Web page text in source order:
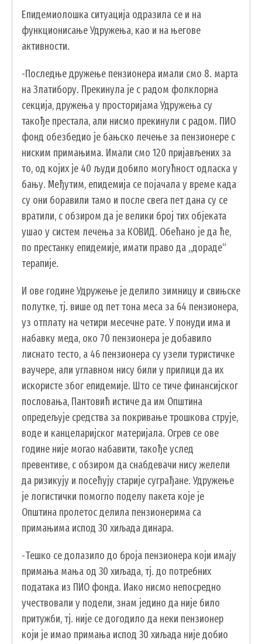
ПОРТАЛ Е-УПРАВА
ВОДИЧ КРОЗ ЛОКАЛНУ УПРАВУ
ПИСАРНИЦА
ВИРТУЕЛНИ МАТИЧАР
КОНКУРСИ, ПОЗИВИ, ОБАВЕШТЕЊА
ПОДНОШЕЊЕ ЗАХТЕВА УРБАНИЗАМ
ГИС ЧАЈЕТИНА
ПОСТАВИТЕ НАМ ПИТАЊЕ
ДОКУМЕНТА
КОНТАКТИ
ЗАПОСЛЕНИ У ОПШТИНСКОЈ УПРАВИ
ВАЖНИ ТЕЛЕФОНИ
ПОСТАВИТЕ ПИТАЊЕ
SEARCH
FORM
ПРЕТРАЖИ
Епидемиолошка ситуација одразила се и на
функционисање Удружења, као и на његове
активности.
-Последње дружење пензионера имали смо 8. марта
на Златибору. Прекинула је с радом фолклорна
секција, дружења у просторијама Удружења су
такође престала, али нисмо прекинули с радом. ПИО
фонд обезбедио је бањско лечење за пензионере с
ниским примањима. Имали смо 120 пријављених за
то, од којих је 40 људи добило могућност одласка у
бању. Међутим, епидемија се појачала у време када
су они боравили тамо и после свега пет дана су се
вратили, с обзиром да је велики број тих објеката
ушао у систем лечења за КОВИД. Обећано је да ће,
по престанку епидемије, имати право да „дораде“
терапије.
И ове године Удружење је делило зимницу и свињске
полутке, тј. више од пет тона меса за 64 пензионера,
уз отплату на четири месечне рате. У понуди има и
набавку меда, око 70 пензионера је добавило
лиснато тесто, а 46 пензионера су узели туристичке
ваучере, али углавном нису били у прилици да их
искористе због епидемије. Што се тиче финансијског
пословања, Пантовић истиче да им Општина
опредељује средства за покривање трошкова струје,
воде и канцеларијског материјала. Огрев се ове
године није могао набавити, такође услед
превентиве, с обзиром да снабдевачи нису желели
да ризикују и посећују старије суграђане. Удружење
је логистички помогло поделу пакета које је
Општина пролетос делила пензионерима са
примањима испод 30 хиљада динара.
-Тешко се долазило до броја пензионера који имају
примања мања од 30 хиљада, тј. до потребних
података из ПИО фонда. Иако нисмо непосредно
учествовали у подели, знам једино да није било
притужби, тј. није се догодило да неки пензионер
који је имао примања испод 30 хиљада није добио